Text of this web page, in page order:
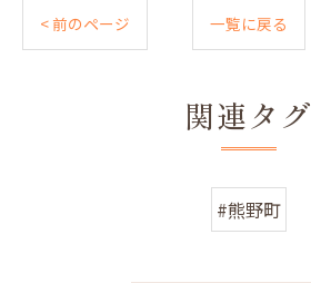
< 前のページ 一覧に戻る
関連タグ
#熊野町